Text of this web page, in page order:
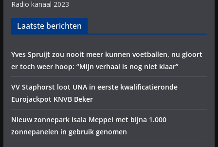
Radio kanaal 2023
Laatste berichten
Yves Spruijt zou nooit meer kunnen voetballen, nu gloort
er toch weer hoop: “Mijn verhaal is nog niet klaar”
VV Staphorst loot UNA in eerste kwalificatieronde
Eurojackpot KNVB Beker
Nieuw zonnepark Isala Meppel met bijna 1.000
zonnepanelen in gebruik genomen